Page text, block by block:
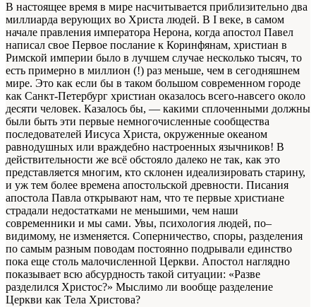
В настоящее время в мире насчитывается приблизительно два
миллиарда верующих во Христа людей. В I веке, в самом
начале правления императора Нерона, когда апостол Павел
написал свое Первое послание к Коринфянам, христиан в
Римской империи было в лучшем случае несколько тысяч, то
есть примерно в миллион (!) раз меньше, чем в сегодняшнем
мире. Это как если бы в таком большом современном городе
как Санкт-Петербург христиан оказалось всего-навсего около
десяти человек. Казалось бы, — какими сплоченными должны
были быть эти первые немногочисленные сообщества
последователей Иисуса Христа, окруженные океаном
равнодушных или враждебно настроенных язычников! В
действительности же всё обстояло далеко не так, как это
представляется многим, кто склонен идеализировать старину,
и уж тем более времена апостольской древности. Писания
апостола Павла открывают нам, что те первые христиане
страдали недостатками не меньшими, чем наши
современники и мы сами. Увы, психология людей, по–
видимому, не изменяется. Соперничество, споры, разделения
по самым разным поводам постоянно подрывали единство
пока еще столь малочисленной Церкви. Апостол наглядно
показывает всю абсурдность такой ситуации: «Разве
разделился Христос?» Мыслимо ли вообще разделение
Церкви как Тела Христова?